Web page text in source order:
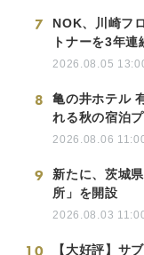
7
NOK、川崎フ
トナーを3年連
2026.08.05
8
亀の井ホテル
れる秋の宿泊
2026.08.06
9
新たに、茨城
所」を開設
2026.08.03
10
【大好評】サ